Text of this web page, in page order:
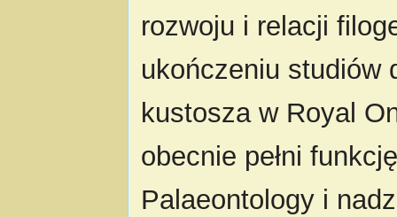
rozwoju i relacji
ukończeniu studiów
kustosza w Royal
obecnie pełni
Palaeontology i